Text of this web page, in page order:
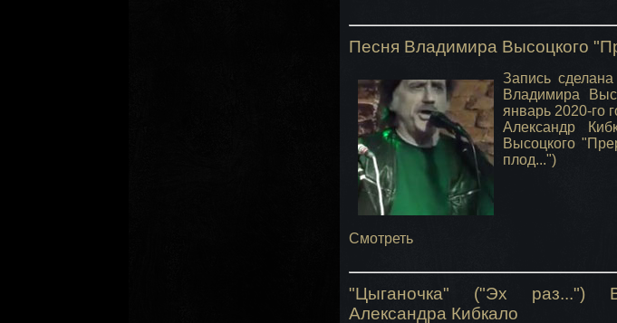
Песня Владимира Высоцкого
Запись
Владимира
январь 2020-го
Александр
Высоцкого
плод...")
Смотреть
"Цыганочка" ("Эх раз...")
Александра Кибкало